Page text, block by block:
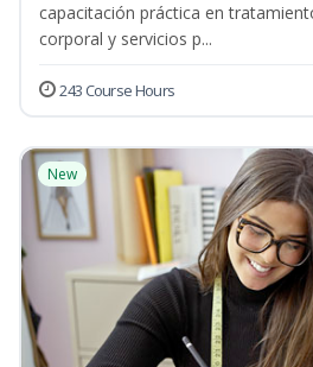
capacitación práctica en
corporal y servicios p...
243 Course Hours
New